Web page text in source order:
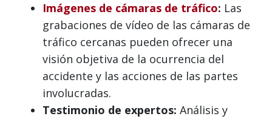
Imágenes de cámaras de tráfico: Las
grabaciones de vídeo de las cámaras de
tráfico cercanas pueden ofrecer una
visión objetiva de la ocurrencia del
accidente y las acciones de las partes
involucradas.
Testimonio de expertos: Análisis y